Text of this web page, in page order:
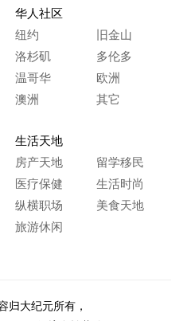
华人社区
纽约
旧金山
洛杉矶
多伦多
温哥华
欧洲
澳洲
其它
生活天地
房产天地
留学移民
医疗保健
生活时尚
纵横职场
美食天地
旅游休闲
归大纪元所有，